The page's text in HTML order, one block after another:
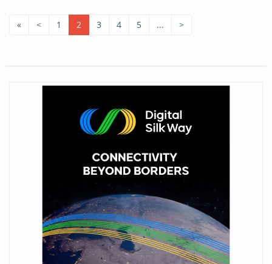
« < 1 2 3 4 5 ... >